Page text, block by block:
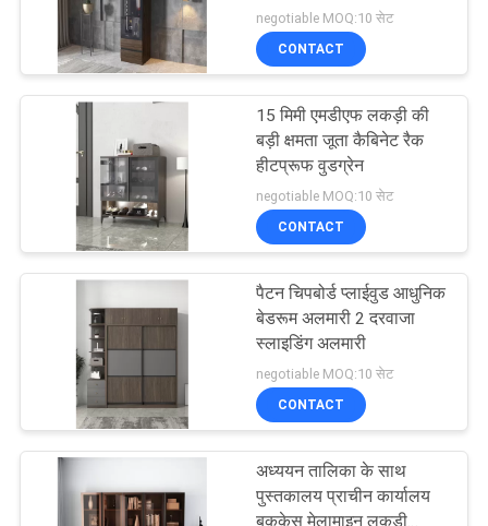
लकड़ी के लक्ज़री सोफा
क्लासिक होम ऑफिस
डेस्क
15
13
negotiable MOQ:10 सेट
CONTACT
15 मिमी एमडीएफ लकड़ी की
बड़ी क्षमता जूता कैबिनेट रैक
हीटप्रूफ वुडग्रेन
negotiable MOQ:10 सेट
CONTACT
पैटन चिपबोर्ड प्लाईवुड आधुनिक
बेडरूम अलमारी 2 दरवाजा
स्लाइडिंग अलमारी
negotiable MOQ:10 सेट
CONTACT
अध्ययन तालिका के साथ
पुस्तकालय प्राचीन कार्यालय
बुककेस मेलामाइन लकड़ी